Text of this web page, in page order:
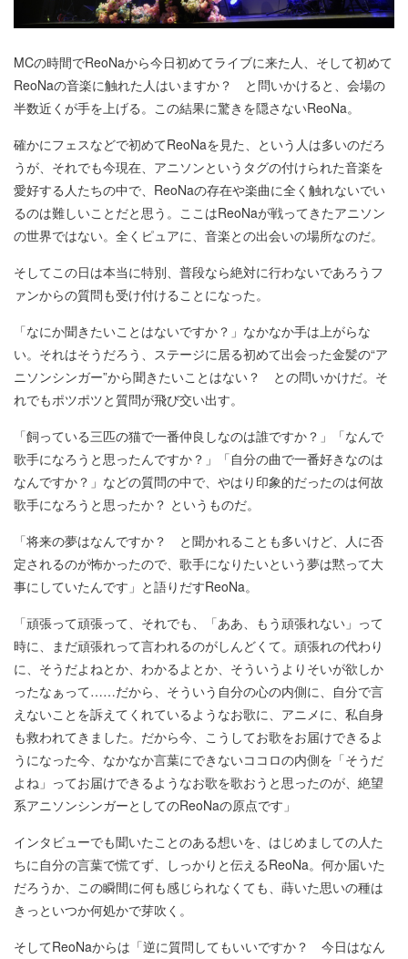
MCの時間でReoNaから今日初めてライブに来た人、そして初めて
ReoNaの音楽に触れた人はいますか？ と問いかけると、会場の
半数近くが手を上げる。この結果に驚きを隠さないReoNa。
確かにフェスなどで初めてReoNaを見た、という人は多いのだろ
うが、それでも今現在、アニソンというタグの付けられた音楽を
愛好する人たちの中で、ReoNaの存在や楽曲に全く触れないでい
るのは難しいことだと思う。ここはReoNaが戦ってきたアニソン
の世界ではない。全くピュアに、音楽との出会いの場所なのだ。
そしてこの日は本当に特別、普段なら絶対に行わないであろうフ
ァンからの質問も受け付けることになった。
「なにか聞きたいことはないですか？」なかなか手は上がらな
い。それはそうだろう、ステージに居る初めて出会った金髪の“ア
ニソンシンガー”から聞きたいことはない？ との問いかけだ。そ
れでもポツポツと質問が飛び交い出す。
「飼っている三匹の猫で一番仲良しなのは誰ですか？」「なんで
歌手になろうと思ったんですか？」「自分の曲で一番好きなのは
なんですか？」などの質問の中で、やはり印象的だったのは何故
歌手になろうと思ったか？ というものだ。
「将来の夢はなんですか？ と聞かれることも多いけど、人に否
定されるのが怖かったので、歌手になりたいという夢は黙って大
事にしていたんです」と語りだすReoNa。
「頑張って頑張って、それでも、「ああ、もう頑張れない」って
時に、まだ頑張れって言われるのがしんどくて。頑張れの代わり
に、そうだよねとか、わかるよとか、そういうよりそいが欲しか
ったなぁって……だから、そういう自分の心の内側に、自分で言
えないことを訴えてくれているようなお歌に、アニメに、私自身
も救われてきました。だから今、こうしてお歌をお届けできるよ
うになった今、なかなか言葉にできないココロの内側を「そうだ
よね」ってお届けできるようなお歌を歌おうと思ったのが、絶望
系アニソンシンガーとしてのReoNaの原点です」
インタビューでも聞いたことのある想いを、はじめましての人た
ちに自分の言葉で慌てず、しっかりと伝えるReoNa。何か届いた
だろうか、この瞬間に何も感じられなくても、蒔いた思いの種は
きっといつか何処かで芽吹く。
そしてReoNaからは「逆に質問してもいいですか？ 今日はなん